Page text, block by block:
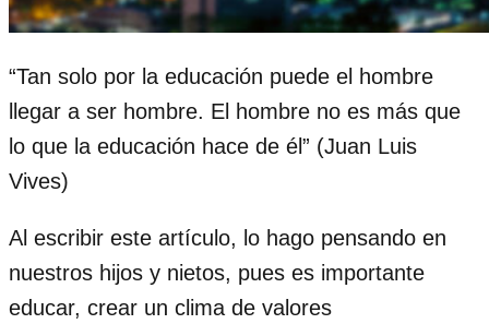
“Tan solo por la educación puede el hombre
llegar a ser hombre. El hombre no es más que
lo que la educación hace de él” (Juan Luis
Vives)
Al escribir este artículo, lo hago pensando en
nuestros hijos y nietos, pues es importante
educar, crear un clima de valores